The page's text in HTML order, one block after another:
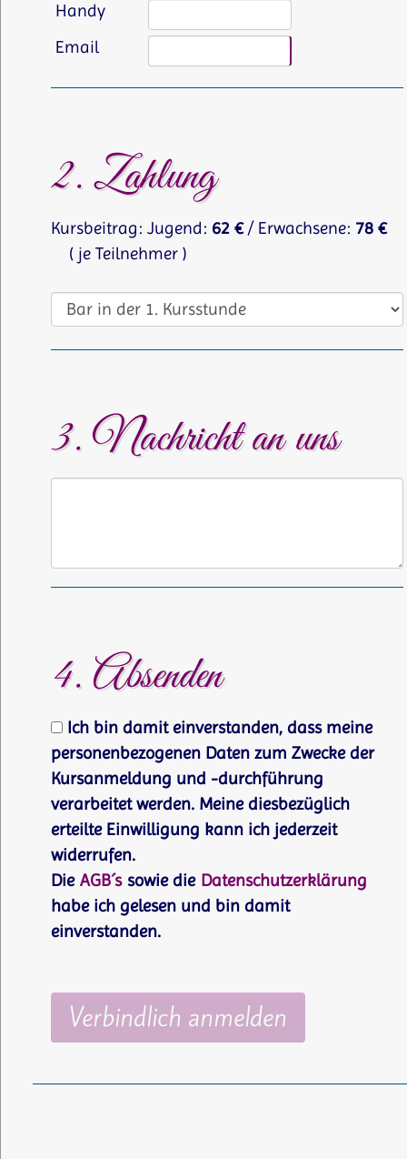
Handy
Email
2. Zahlung
Kursbeitrag: Jugend: 62 €/ Erwachsene: 78 €
( je Teilnehmer )
3. Nachricht an uns
4. Absenden
Ich bin damit einverstanden, dass meine
personenbezogenen Daten zum Zwecke der
Kursanmeldung und -durchführung
verarbeitet werden. Meine diesbezüglich
erteilte Einwilligung kann ich jederzeit
widerrufen.
Die AGB´s sowie die Datenschutzerklärung
habe ich gelesen und bin damit
einverstanden.